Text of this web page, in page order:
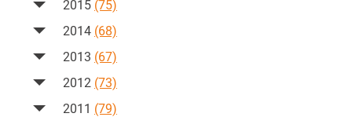
2015 (75)
2014 (68)
2013 (67)
2012 (73)
2011 (79)